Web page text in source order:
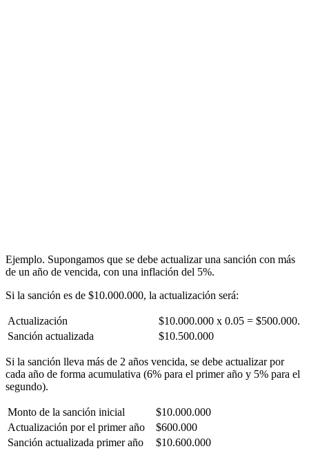
Ejemplo. Supongamos que se debe actualizar una sanción con más
de un año de vencida, con una inflación del 5%.
Si la sanción es de $10.000.000, la actualización será:
Actualización
$10.000.000 x 0.05 = $500.000.
Sanción actualizada
$10.500.000
Si la sanción lleva más de 2 años vencida, se debe actualizar por
cada año de forma acumulativa (6% para el primer año y 5% para el
segundo).
Monto de la sanción inicial
$10.000.000
Actualización por el primer año
$600.000
Sanción actualizada primer año
$10.600.000